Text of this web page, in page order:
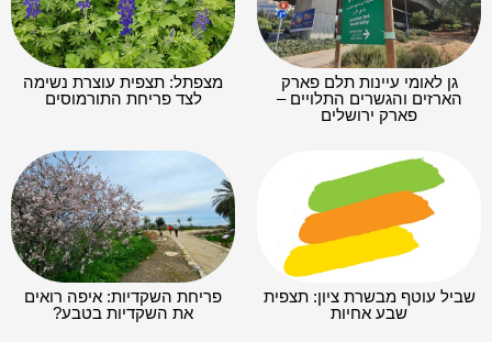
גן לאומי עיינות תלם פארק
הארזים והגשרים התלויים –
פארק ירושלים
מצפתל: תצפית עוצרת נשימה
לצד פריחת התורמוסים
שביל עוטף מבשרת ציון: תצפית
שבע אחיות
פריחת השקדיות: איפה רואים
את השקדיות בטבע?